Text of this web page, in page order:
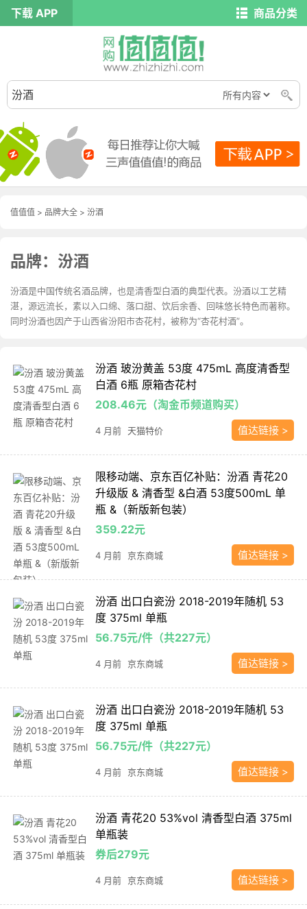
下载 APP 商品分类
值值值 > 品牌大全 > 汾酒
品牌：汾酒
汾酒是中国传统名酒品牌，也是清香型白酒的典型代表。汾酒以工艺精
湛，源远流长，素以入口绵、落口甜、饮后余香、回味悠长特色而著称。
同时汾酒也因产于山西省汾阳市杏花村，被称为“杏花村酒”。
汾酒 玻汾黄盖 53度 475mL 高度清香型
白酒 6瓶 原箱杏花村
208.46元（淘金币频道购买）
4 月前 天猫特价 值达链接 >
限移动端、京东百亿补贴：汾酒 青花20
升级版 & 清香型 &白酒 53度500mL 单
瓶 &（新版新包装）
359.22元
4 月前 京东商城 值达链接 >
汾酒 出口白瓷汾 2018-2019年随机 53
度 375ml 单瓶
56.75元/件（共227元）
4 月前 京东商城 值达链接 >
汾酒 出口白瓷汾 2018-2019年随机 53
度 375ml 单瓶
56.75元/件（共227元）
4 月前 京东商城 值达链接 >
汾酒 青花20 53%vol 清香型白酒 375ml
单瓶装
券后279元
4 月前 京东商城 值达链接 >